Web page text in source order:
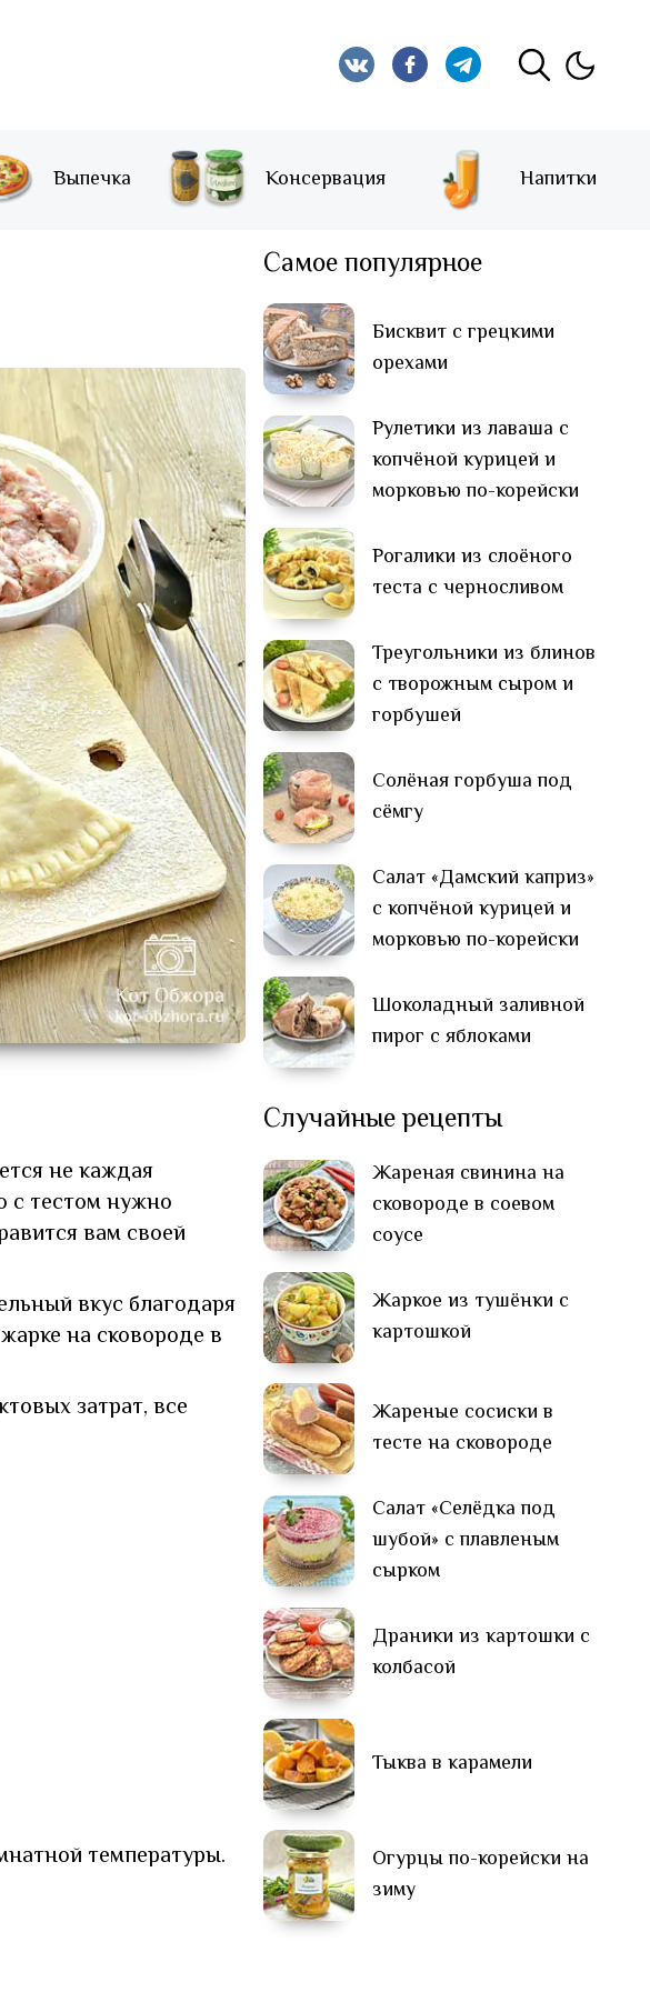
Выпечка Консервация Напитки
не каждая
с тестом нужно
вам своей
вкус благодаря
на сковороде в
затрат, все
температуры.
Самое популярное
Бисквит с грецкими
орехами
Рулетики из лаваша с
копчёной курицей и
морковью по-корейски
Рогалики из слоёного
теста с черносливом
Треугольники из блинов
с творожным сыром и
горбушей
Солёная горбуша под
сёмгу
Салат «Дамский каприз»
с копчёной курицей и
морковью по-корейски
Шоколадный заливной
пирог с яблоками
Случайные рецепты
Жареная свинина на
сковороде в соевом
соусе
Жаркое из тушёнки с
картошкой
Жареные сосиски в
тесте на сковороде
Салат «Селёдка под
шубой» с плавленым
сырком
Драники из картошки с
колбасой
Тыква в карамели
Огурцы по-корейски на
зиму